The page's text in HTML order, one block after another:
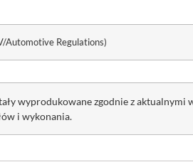
Automotive Regulations)
wyprodukowane zgodnie z
i wykonania.